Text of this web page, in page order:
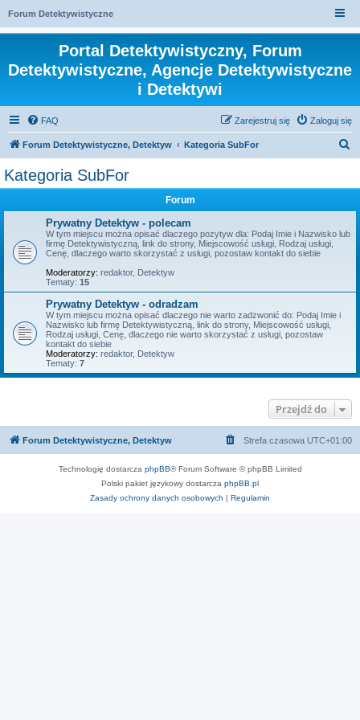
Forum Detektywistyczne
Portal Detektywistyczny, Forum
Detektywistyczne, Agencje Detektywistyczne
i Detektywi
FAQ Zaloguj się
Zarejestruj się
Forum Detektywistyczne, Detektyw Kategoria SubFor
Kategoria SubFor
Forum
Prywatny Detektyw - polecam
W tym miejscu można opisać dlaczego pozytyw dla: Podaj Imie i Nazwisko lub
firmę Detektywistyczną, link do strony, Miejscowość usługi, Rodzaj usługi,
Cenę, dlaczego warto skorzystać z usługi, pozostaw kontakt do siebie
Moderatorzy: redaktor, Detektyw
Tematy: 15
Prywatny Detektyw - odradzam
W tym miejscu można opisać dlaczego nie warto zadzwonić do: Podaj Imie i
Nazwisko lub firmę Detektywistyczną, link do strony, Miejscowość usługi,
Rodzaj usługi, Cenę, dlaczego nie warto skorzystać z usługi, pozostaw
kontakt do siebie
Moderatorzy: redaktor, Detektyw
Tematy: 7
Przejdź do
Forum Detektywistyczne, Detektyw Strefa czasowa UTC+01:00
Technologię dostarcza phpBB® Forum Software © phpBB Limited
Polski pakiet językowy dostarcza phpBB.pl
Zasady ochrony danych osobowych | Regulamin